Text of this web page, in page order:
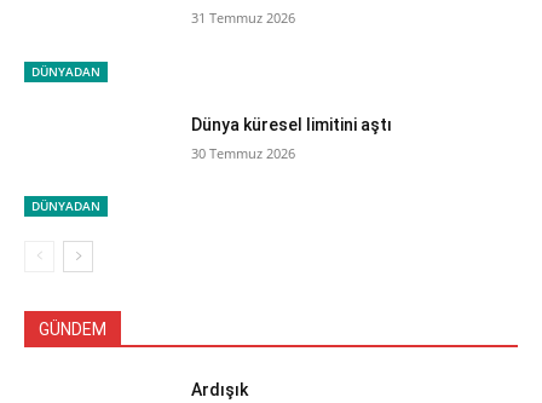
DÜNYADAN
31 Temmuz 2026
DÜNYADAN
Dünya küresel limitini aştı
30 Temmuz 2026
GÜNDEM
Ardışık